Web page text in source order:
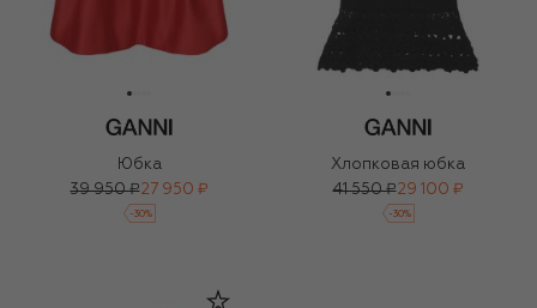
Юбка
39 950 ₽27 950 ₽
-30%
Хлопковая юбка
41 550 ₽29 100 ₽
-30%